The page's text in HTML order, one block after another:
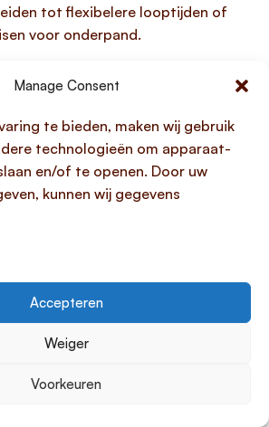
Manage Consent
te bieden, maken wij gebruik
technologieën om apparaat-
en/of te openen. Door uw
kunnen wij gegevens
Accepteren
Weiger
Voorkeuren
tot flexibelere looptijden of
voor onderpand.
van
financiering
een combinatiepand
voordelen, vooral voor zij die
verschillende
mogelijkheden om hun
te voorzien en daarmee hun
te optimaliseren. Dit geeft ze de
te voeren en onafhankelijk te